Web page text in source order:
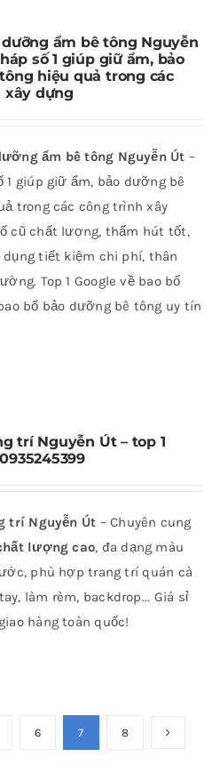
dưỡng ẩm bê tông Nguyễn
số 1 giúp giữ ẩm, bảo
hiệu quả trong các
xây dựng
ẩm bê tông Nguyễn Út –
1 giúp giữ ẩm, bảo dưỡng bê
trong các công trình xây
cũ chất lượng, thấm hút tốt,
tiết kiệm chi phí, thân
Top 1 Google về bao bố
bố bảo dưỡng bê tông uy tín
trí Nguyễn Út – top 1
trí Nguyễn Út – Chuyên cung
lượng cao, đa dạng màu
phù hợp trang trí quán cà
làm rèm, backdrop... Giá sỉ
hàng toàn quốc!
6 7 8